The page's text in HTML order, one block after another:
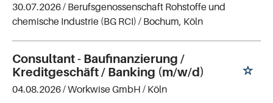
30.07.2026 / Berufsgenossenschaft Rohstoffe und
chemische Industrie (BG RCI) / Bochum, Köln
Consultant - Baufinanzierung /
Kreditgeschäft / Banking (m/w/d)
04.08.2026 /Workwise GmbH / Köln